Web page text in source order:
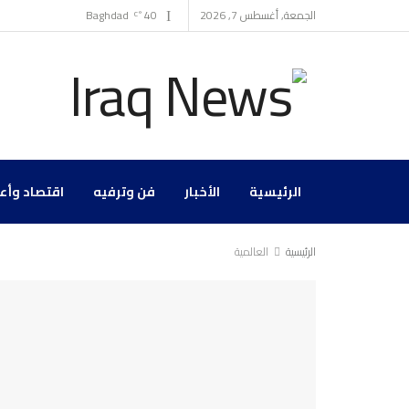
الجمعة, أغسطس 7, 2026 40
°C
Baghdad
الرئيسية الأخبار فن وترفيه اقتصاد
الرئيسية العالمية